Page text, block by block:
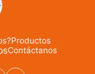
Productos
Contáctanos